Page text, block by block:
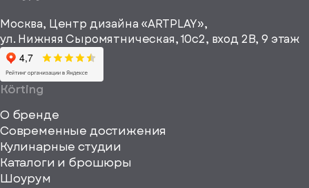
информационные
материалы
viewBox="0
0
Москва, Центр дизайна «ARTPLAY»,
ул. Нижняя Сыромятническая, 10с2, вход 2B, 9 этаж
Körting
О бренде
Современные достижения
Кулинарные студии
Каталоги и брошюры
Шоурум